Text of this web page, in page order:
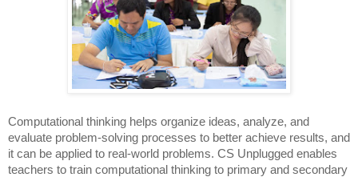
Computational thinking helps organize ideas, analyze, and
evaluate problem-solving processes to better achieve results, and
it can be applied to real-world problems. CS Unplugged enables
teachers to train computational thinking to primary and secondary